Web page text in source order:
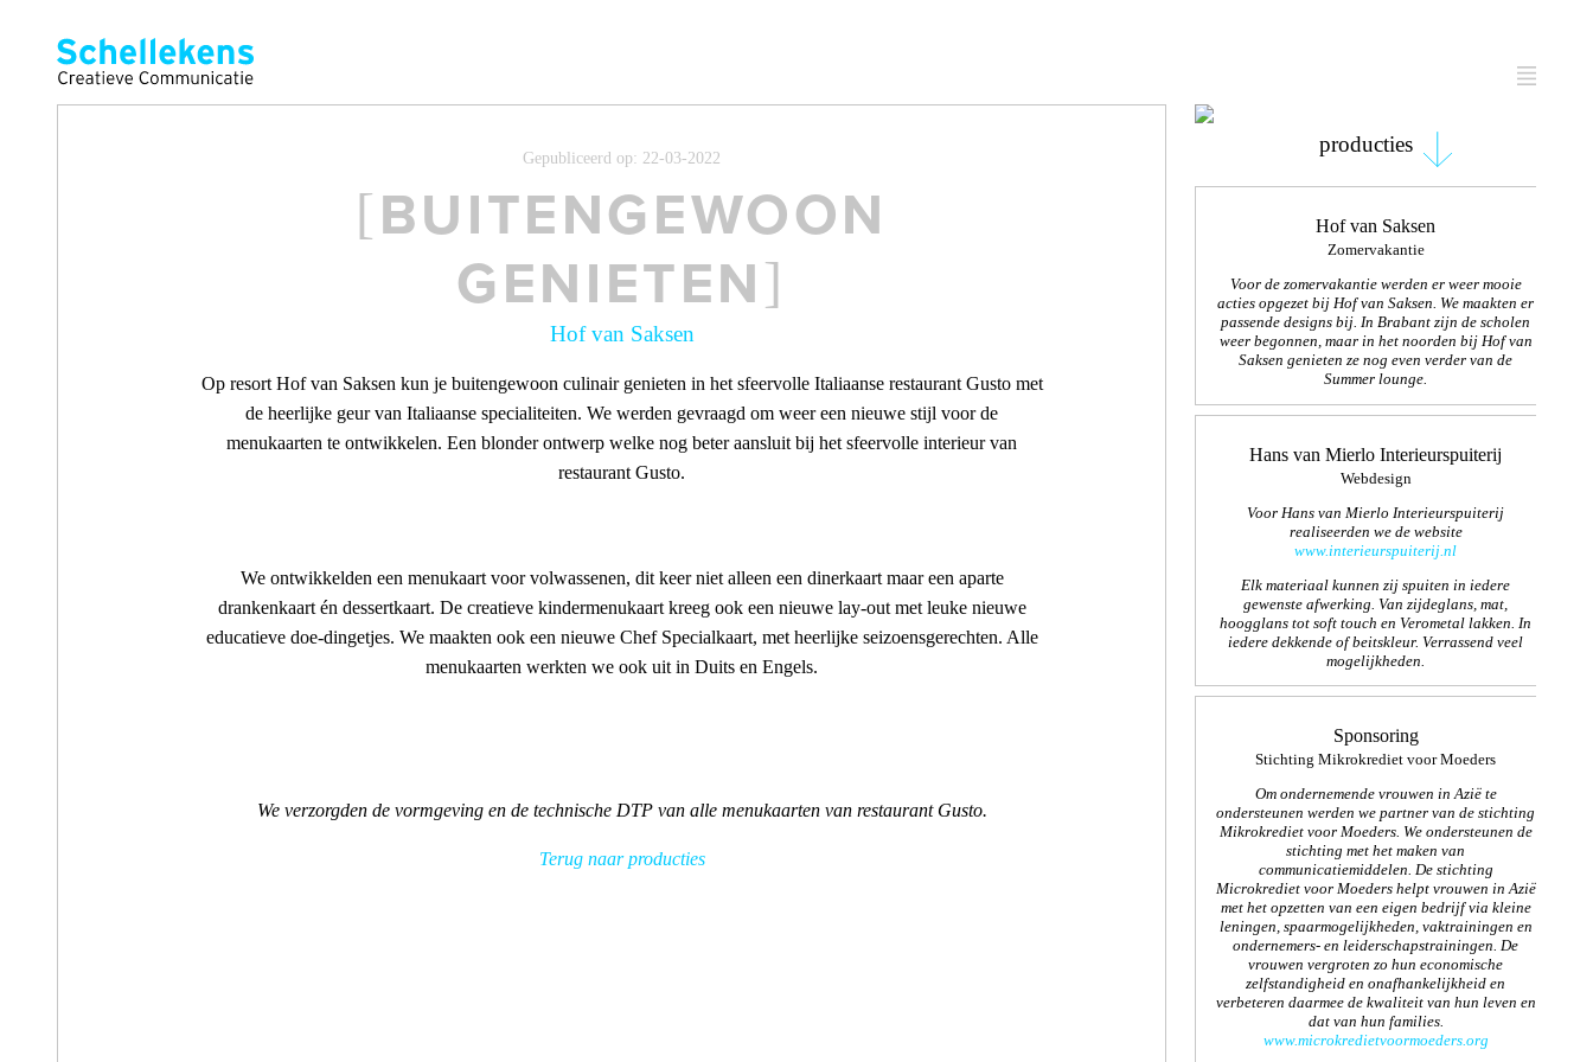
Gepubliceerd op: 22-03-2022
BUITENGEWOON
GENIETEN
Hof van Saksen
Op resort Hof van Saksen kun je buitengewoon culinair genieten in het sfeervolle Italiaanse restaurant Gusto met
de heerlijke geur van Italiaanse specialiteiten. We werden gevraagd om weer een nieuwe stijl voor de
menukaarten te ontwikkelen. Een blonder ontwerp welke nog beter aansluit bij het sfeervolle interieur van
restaurant Gusto.
We ontwikkelden een menukaart voor volwassenen, dit keer niet alleen een dinerkaart maar een aparte
drankenkaart én dessertkaart. De creatieve kindermenukaart kreeg ook een nieuwe lay-out met leuke nieuwe
educatieve doe-dingetjes. We maakten ook een nieuwe Chef Specialkaart, met heerlijke seizoensgerechten. Alle
menukaarten werkten we ook uit in Duits en Engels.
We verzorgden de vormgeving en de technische DTP van alle menukaarten van restaurant Gusto.
Terug naar producties
producties
Hof van Saksen
Zomervakantie
Voor de zomervakantie werden er weer mooie
acties opgezet bij Hof van Saksen. We maakten er
passende designs bij. In Brabant zijn de scholen
weer begonnen, maar in het noorden bij Hof van
Saksen genieten ze nog even verder van de
Summer lounge.
Hans van Mierlo Interieurspuiterij
Webdesign
Voor Hans van Mierlo Interieurspuiterij
realiseerden we de website
www.interieurspuiterij.nl
Elk materiaal kunnen zij spuiten in iedere
gewenste afwerking. Van zijdeglans, mat,
hoogglans tot soft touch en Verometal lakken. In
iedere dekkende of beitskleur. Verrassend veel
mogelijkheden.
Sponsoring
Stichting Mikrokrediet voor Moeders
Om ondernemende vrouwen in Azië te
ondersteunen werden we partner van de stichting
Mikrokrediet voor Moeders. We ondersteunen de
stichting met het maken van
communicatiemiddelen. De stichting
Microkrediet voor Moeders helpt vrouwen in Azië
met het opzetten van een eigen bedrijf via kleine
leningen, spaarmogelijkheden, vaktrainingen en
ondernemers- en leiderschapstrainingen. De
vrouwen vergroten zo hun economische
zelfstandigheid en onafhankelijkheid en
verbeteren daarmee de kwaliteit van hun leven en
dat van hun families.
www.microkredietvoormoeders.org